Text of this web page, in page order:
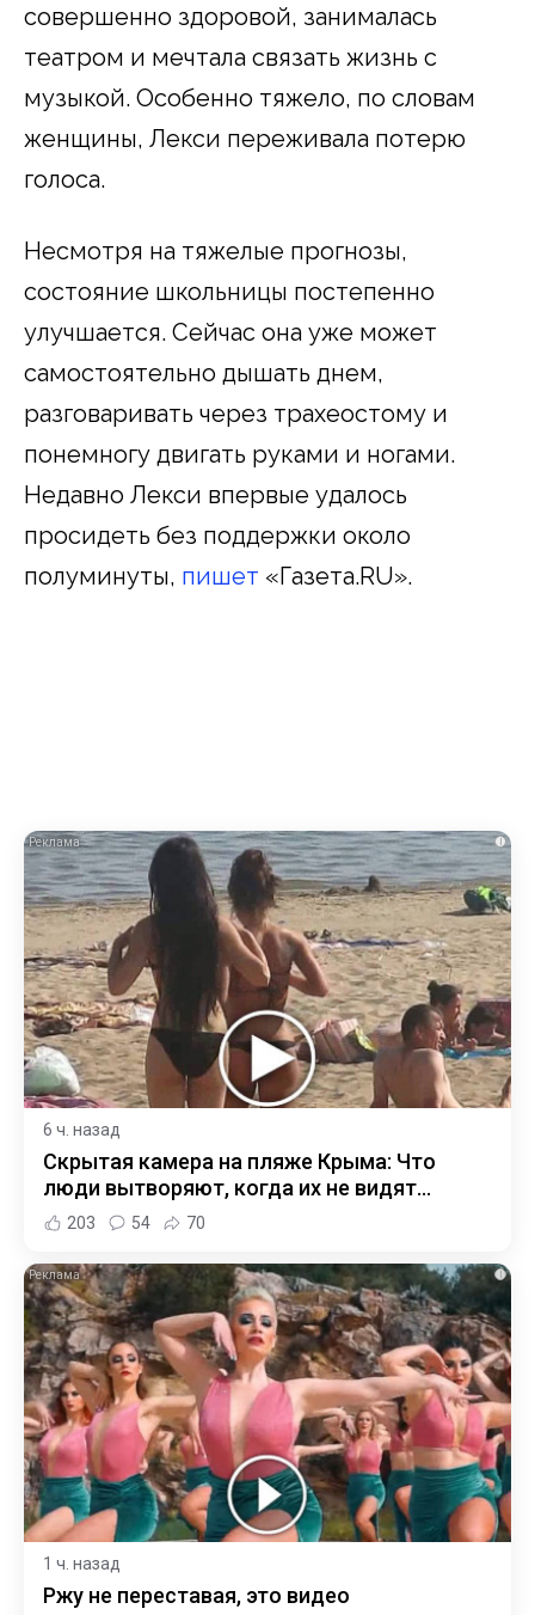
совершенно здоровой, занималась
театром и мечтала связать жизнь с
музыкой. Особенно тяжело, по словам
женщины, Лекси переживала потерю
голоса.
Несмотря на тяжелые прогнозы,
состояние школьницы постепенно
улучшается. Сейчас она уже может
самостоятельно дышать днем,
разговаривать через трахеостому и
понемногу двигать руками и ногами.
Недавно Лекси впервые удалось
просидеть без поддержки около
полуминуты, пишет «Газета.RU».
i
6 ч. назад
Скрытая камера на пляже Крыма: Что
люди вытворяют, когда их не видят...
203 54 70
i
1 ч. назад
Ржу не переставая, это видео